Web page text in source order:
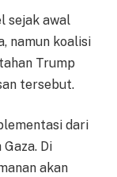
sejak awal
namun koalisi
Trump
tersebut.
dari
Di
akan